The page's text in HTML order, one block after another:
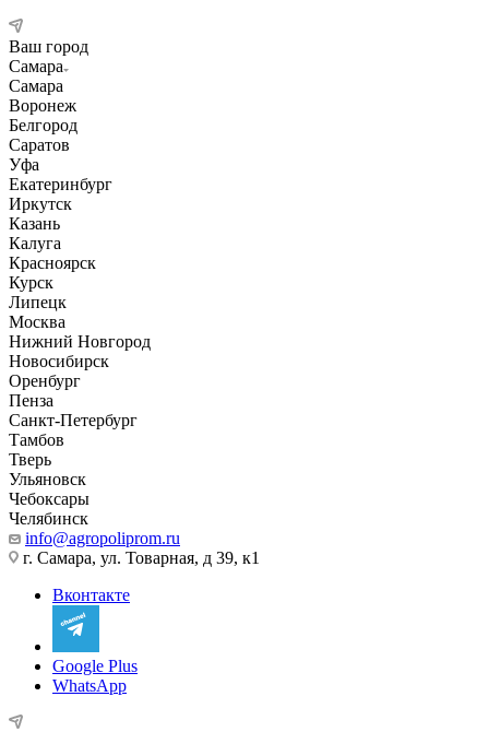
Ваш город
Самара
Самара
Воронеж
Белгород
Саратов
Уфа
Екатеринбург
Иркутск
Казань
Калуга
Красноярск
Курск
Липецк
Москва
Нижний Новгород
Новосибирск
Оренбург
Пенза
Санкт-Петербург
Тамбов
Тверь
Ульяновск
Чебоксары
Челябинск
info@agropoliprom.ru
г. Самара, ул. Товарная, д 39, к1
Вконтакте
Google Plus
WhatsApp